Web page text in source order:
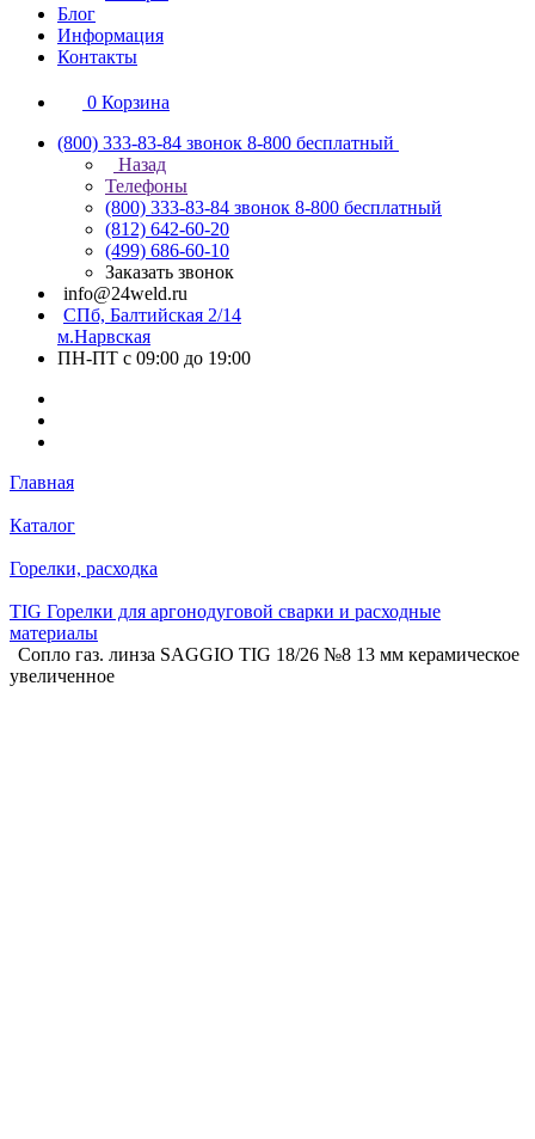
Блог
Информация
Контакты
0 Корзина
(800) 333-83-84 звонок 8-800 бесплатный
Назад
Телефоны
(800) 333-83-84 звонок 8-800 бесплатный
(812) 642-60-20
(499) 686-60-10
Заказать звонок
info@24weld.ru
СПб, Балтийская 2/14
м.Нарвская
ПН-ПТ с 09:00 до 19:00
Главная
Каталог
Горелки, расходка
TIG Горелки для аргонодуговой сварки и расходные
материалы
Сопло газ. линза SAGGIO TIG 18/26 №8 13 мм керамическое
увеличенное